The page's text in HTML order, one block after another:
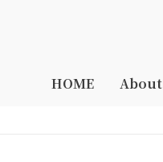
HOME About